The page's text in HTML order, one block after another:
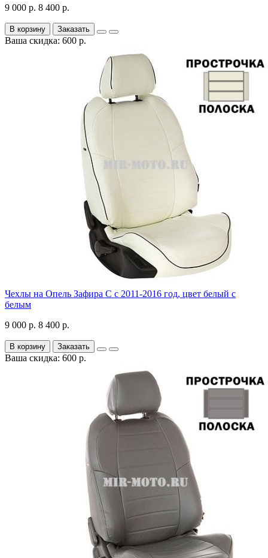
9 000 р. 8 400 р.
В корзину Заказать
Ваша скидка: 600 р.
Чехлы на Опель Зафира С с 2011-2016 год, цвет белый с
белым
9 000 р. 8 400 р.
В корзину Заказать
Ваша скидка: 600 р.